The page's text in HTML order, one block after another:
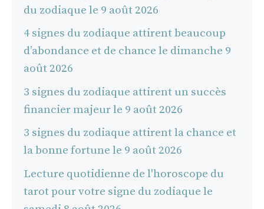
du zodiaque le 9 août 2026
4 signes du zodiaque attirent beaucoup
d’abondance et de chance le dimanche 9
août 2026
3 signes du zodiaque attirent un succès
financier majeur le 9 août 2026
3 signes du zodiaque attirent la chance et
la bonne fortune le 9 août 2026
Lecture quotidienne de l'horoscope du
tarot pour votre signe du zodiaque le